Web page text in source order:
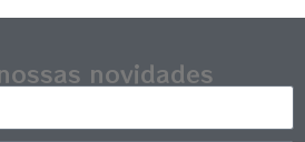
novidades